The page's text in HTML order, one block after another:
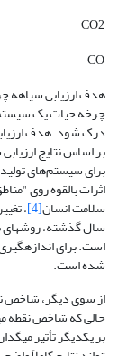
CO2
CO
هدف ارزیابی سیاهه
چرخه حیات یک
درک شود. هدف
بر اساس نتایج
برای سیستم‌های
اثرات بالقوه روی
سلامت انسان[4] ،
سال گذشته، روش­های
شده است.
از سوی دیگر، شاخص
حالی که شاخص نقطه